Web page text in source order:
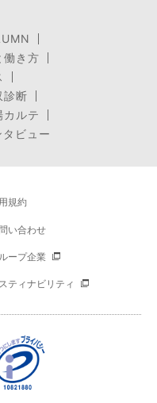
働き方
診断
カルテ
ビュー
規約
い合わせ
ープ企業
ティナビリティ